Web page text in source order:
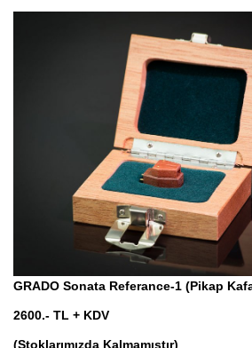
GRADO Sonata Referance-1 (Pikap
2600.- TL + KDV
(Stoklarımızda Kalmamıştır)